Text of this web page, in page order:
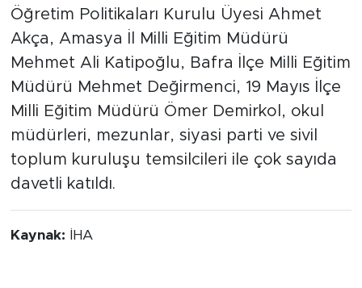
Öğretim Politikaları Kurulu Üyesi Ahmet
Akça, Amasya İl Milli Eğitim Müdürü
Mehmet Ali Katipoğlu, Bafra İlçe Milli Eğitim
Müdürü Mehmet Değirmenci, 19 Mayıs İlçe
Milli Eğitim Müdürü Ömer Demirkol, okul
müdürleri, mezunlar, siyasi parti ve sivil
toplum kuruluşu temsilcileri ile çok sayıda
davetli katıldı.
Kaynak: İHA